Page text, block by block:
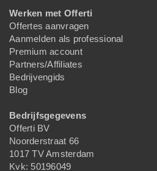
Werken met Offerti
Offertes aanvragen
Aanmelden als professional
Premium account
Partners/Affiliates
Bedrijvengids
Blog
Bedrijfsgegevens
Offerti BV
Noorderstraat 66
1017 TV Amsterdam
Kvk: 50196049